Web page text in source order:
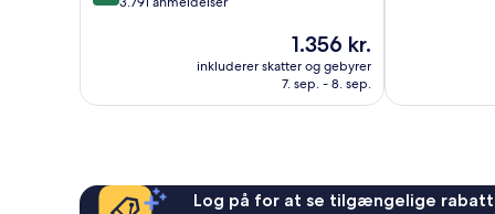
anmeldelser
Prisen
er
1.356 kr.
1.356 kr.
inkluderer skatter og gebyrer
7. sep. - 8. sep.
Log på for at se tilgængelige